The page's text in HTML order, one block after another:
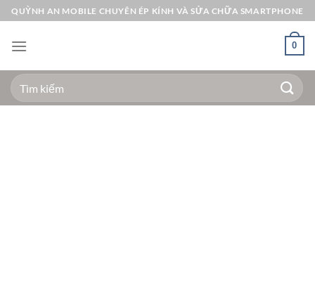
Bỏ
qua
nội
QUỲNH AN MOBILE CHUYÊN ÉP KÍNH VÀ SỬA CHỮA SMARTPHONE
0
Tìm
kiếm: